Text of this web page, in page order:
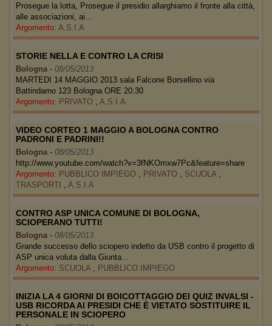
Prosegue la lotta, Prosegue il presidio allarghiamo il fronte alla città,
alle associazioni, ai…
Argomento: A.S.I.A
STORIE NELLA E CONTRO LA CRISI
Bologna - 08/05/2013
MARTEDI 14 MAGGIO 2013 sala Falcone Borsellino via
Battindarno 123 Bologna ORE 20:30
Argomento: PRIVATO , A.S.I.A
VIDEO CORTEO 1 MAGGIO A BOLOGNA CONTRO
PADRONI E PADRINI!!
Bologna - 08/05/2013
http://www.youtube.com/watch?v=3fNKOmxw7Pc&feature=share
Argomento: PUBBLICO IMPIEGO , PRIVATO , SCUOLA ,
TRASPORTI , A.S.I.A
CONTRO ASP UNICA COMUNE DI BOLOGNA,
SCIOPERANO TUTTI!
Bologna - 08/05/2013
Grande successo dello sciopero indetto da USB contro il progetto di
ASP unica voluta dalla Giunta…
Argomento: SCUOLA , PUBBLICO IMPIEGO
INIZIA LA 4 GIORNI DI BOICOTTAGGIO DEI QUIZ INVALSI -
USB RICORDA AI PRESIDI CHE È VIETATO SOSTITUIRE IL
PERSONALE IN SCIOPERO